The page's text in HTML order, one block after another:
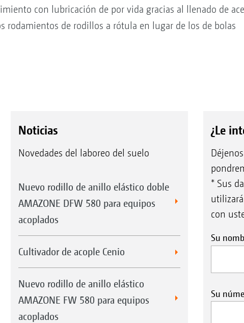
con lubricación de por vida gracias al llenado de
rodamientos de rodillos a rótula en lugar de los de bolas
Noticias
Novedades del laboreo del suelo
Nuevo rodillo de anillo elástico doble
AMAZONE DFW 580 para equipos
acoplados
Cultivador de acople Cenio
Nuevo rodillo de anillo elástico
AMAZONE FW 580 para equipos
acoplados
¿Le
* Sus
con
Su
Su